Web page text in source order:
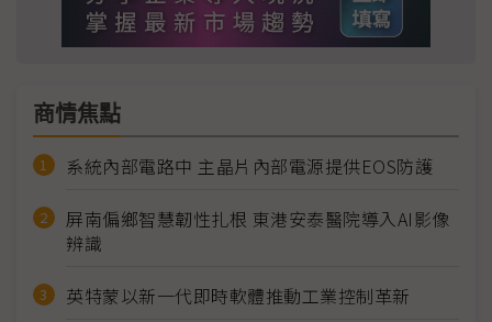
商情焦點
系統內部電路中 主晶片內部電源提供EOS防護
屏南偏鄉智慧韌性扎根 東港安泰醫院導入AI影像
辨識
英特蒙以新一代即時軟體推動工業控制革新